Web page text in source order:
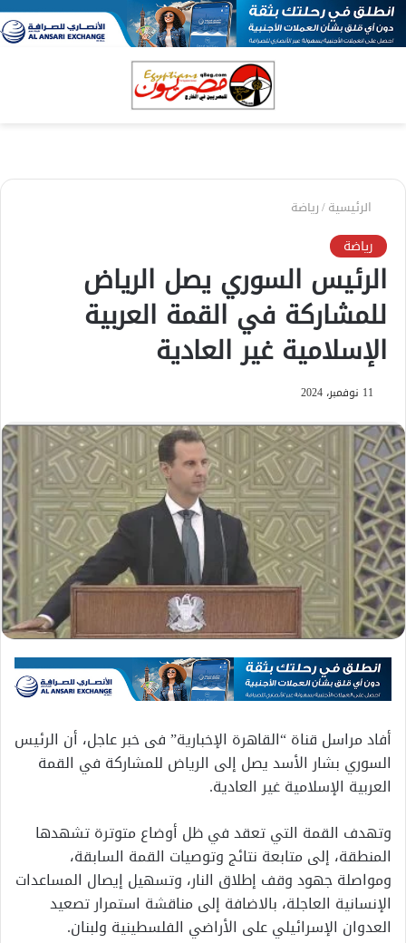
الرئيسية/رياضة
رياضة
الرئيس السوري يصل الرياض
للمشاركة في القمة العربية
الإسلامية غير العادية
11 نوفمبر، 2024
أفاد مراسل قناة “القاهرة الإخبارية” فى خبر عاجل، أن الرئيس
السوري بشار الأسد يصل إلى الرياض للمشاركة في القمة
العربية الإسلامية غير العادية.
وتهدف القمة التي تعقد في ظل أوضاع متوترة تشهدها
المنطقة، إلى متابعة نتائج وتوصيات القمة السابقة،
ومواصلة جهود وقف إطلاق النار، وتسهيل إيصال المساعدات
الإنسانية العاجلة، بالاضافة إلى مناقشة استمرار تصعيد
العدوان الإسرائيلي على الأراضي الفلسطينية ولبنان.